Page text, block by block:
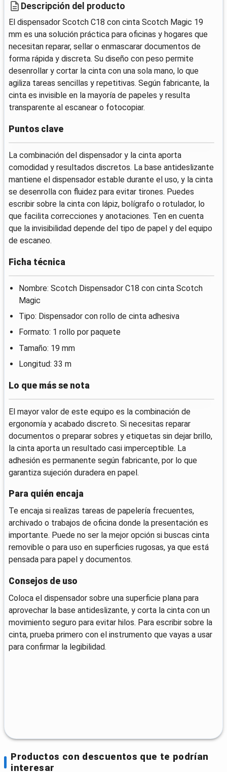
Descripción del producto
El dispensador Scotch C18 con cinta Scotch Magic 19
mm es una solución práctica para oficinas y hogares que
necesitan reparar, sellar o enmascarar documentos de
forma rápida y discreta. Su diseño con peso permite
desenrollar y cortar la cinta con una sola mano, lo que
agiliza tareas sencillas y repetitivas. Según fabricante, la
cinta es invisible en la mayoría de papeles y resulta
transparente al escanear o fotocopiar.
Puntos clave
La combinación del dispensador y la cinta aporta
comodidad y resultados discretos. La base antideslizante
mantiene el dispensador estable durante el uso, y la cinta
se desenrolla con fluidez para evitar tirones. Puedes
escribir sobre la cinta con lápiz, bolígrafo o rotulador, lo
que facilita correcciones y anotaciones. Ten en cuenta
que la invisibilidad depende del tipo de papel y del equipo
de escaneo.
Ficha técnica
Nombre: Scotch Dispensador C18 con cinta Scotch
Magic
Tipo: Dispensador con rollo de cinta adhesiva
Formato: 1 rollo por paquete
Tamaño: 19 mm
Longitud: 33 m
Lo que más se nota
El mayor valor de este equipo es la combinación de
ergonomía y acabado discreto. Si necesitas reparar
documentos o preparar sobres y etiquetas sin dejar brillo,
la cinta aporta un resultado casi imperceptible. La
adhesión es permanente según fabricante, por lo que
garantiza sujeción duradera en papel.
Para quién encaja
Te encaja si realizas tareas de papelería frecuentes,
archivado o trabajos de oficina donde la presentación es
importante. Puede no ser la mejor opción si buscas cinta
removible o para uso en superficies rugosas, ya que está
pensada para papel y documentos.
Consejos de uso
Coloca el dispensador sobre una superficie plana para
aprovechar la base antideslizante, y corta la cinta con un
movimiento seguro para evitar hilos. Para escribir sobre la
cinta, prueba primero con el instrumento que vayas a usar
para confirmar la legibilidad.
Productos con descuentos que te podrían
interesar